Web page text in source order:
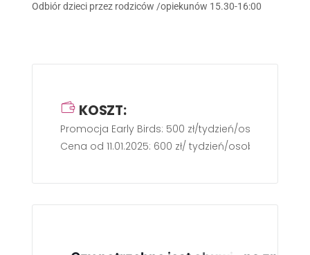
Odbiór dzieci przez rodziców /opiekunów 15.30-16:00
KOSZT:
Promocja Early Birds: 500 zł/tydzień/osoba
Cena od 11.01.2025: 600 zł/ tydzień/osoba